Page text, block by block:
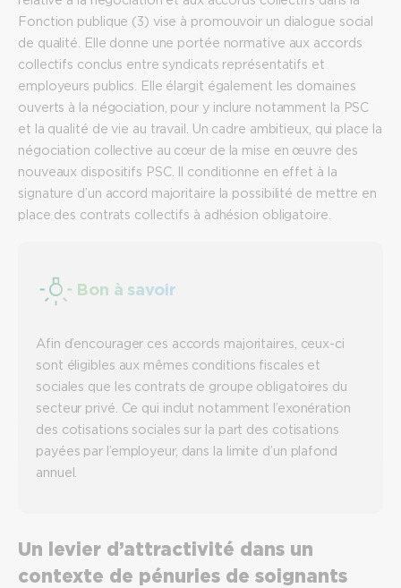
Fonction publique (3) vise à promouvoir un dialogue social
de qualité. Elle donne une portée normative aux accords
collectifs conclus entre syndicats représentatifs et
employeurs publics. Elle élargit également les domaines
ouverts à la négociation, pour y inclure notamment la PSC
et la qualité de vie au travail. Un cadre ambitieux, qui place la
négociation collective au cœur de la mise en œuvre des
nouveaux dispositifs PSC. Il conditionne en effet à la
signature d’un accord majoritaire la possibilité de mettre en
place des contrats collectifs à adhésion obligatoire.
Bon à savoir
Afin d’encourager ces accords majoritaires, ceux-ci
sont éligibles aux mêmes conditions fiscales et
sociales que les contrats de groupe obligatoires du
secteur privé. Ce qui inclut notamment l’exonération
des cotisations sociales sur la part des cotisations
payées par l’employeur, dans la limite d’un plafond
annuel.
Un levier d’attractivité dans un
contexte de pénuries de soignants